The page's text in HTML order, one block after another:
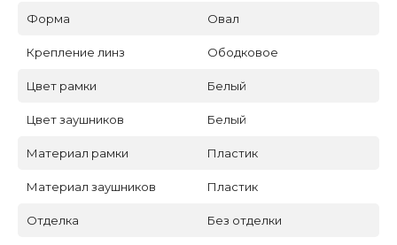
Форма Овал
Крепление линз Ободковое
Цвет рамки Белый
Цвет заушников Белый
Материал рамки Пластик
Материал заушников Пластик
Отделка Без отделки